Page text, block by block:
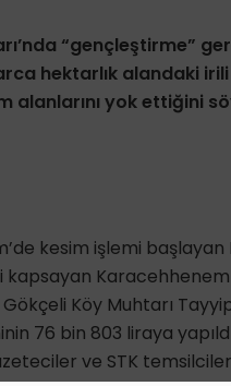
“gençleştirme”
hektarlık alandaki irili
yok ettiğini
kesim işlemi başlayan
Karacehhenem
Köy Muhtarı Tayyip
76 bin 803 liraya
ve STK